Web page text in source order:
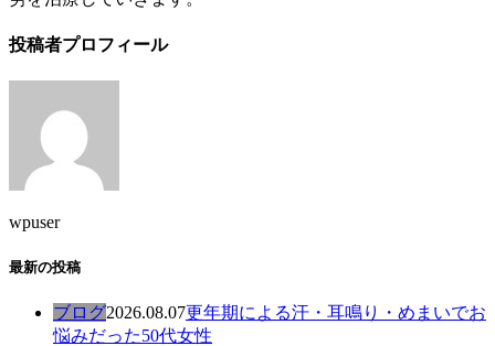
投稿者プロフィール
wpuser
最新の投稿
ブログ2026.08.07更年期による汗・耳鳴り・めまいでお
悩みだった50代女性